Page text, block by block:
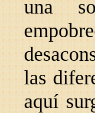
una
las
aquí